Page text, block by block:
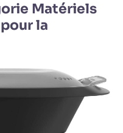
Matériels
la